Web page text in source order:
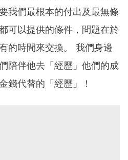
我們最根本的付出及最無條
可以提供的條件，問題在於
的時間來交換。 我們身邊
陪伴他去「經歷」他們的成
錢代替的「經歷」！